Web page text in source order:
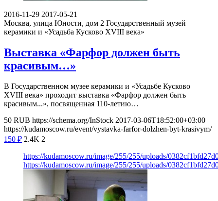
2016-11-29 2017-05-21
Москва, улица Юности, дом 2 Государственный музей
керамики и «Усадьба Кусково XVIII века»
Выставка «Фарфор должен быть
красивым…»
В Государственном музее керамики и «Усадьбе Кусково
XVIII века» проходит выставка «Фарфор должен быть
красивым...», посвященная 110-летию…
50 RUB https://schema.org/InStock 2017-03-06T18:52:00+03:00
https://kudamoscow.ru/event/vystavka-farfor-dolzhen-byt-krasivym/
150 ₽ 2.4K 2
https://kudamoscow.ru/image/255/255/uploads/
https://kudamoscow.ru/image/255/255/uploads/